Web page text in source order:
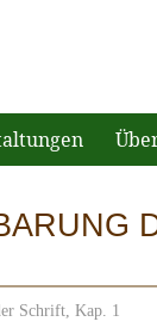
Schrift, Kap. 1